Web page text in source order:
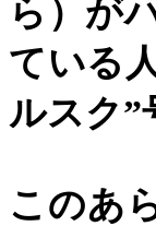
ら）が
ている
ルスク”
このあ